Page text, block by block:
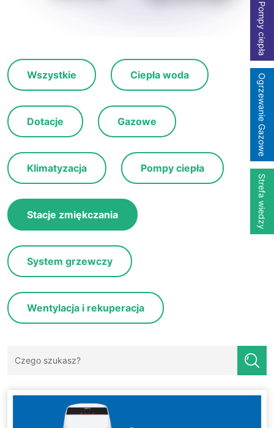
Pompy ciepła
Ogrzewanie Gazowe
Strefa wiedzy
Wszystkie Ciepła woda
Dotacje Gazowe
Klimatyzacja Pompy ciepła
Stacje zmiękczania
System grzewczy
Wentylacja i rekuperacja